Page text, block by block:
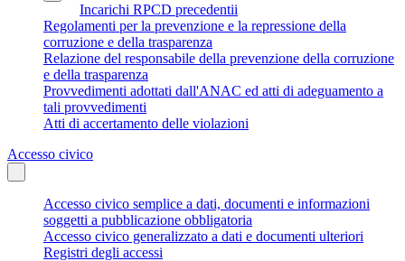
Incarichi RPCD precedentii
Regolamenti per la prevenzione e la repressione della
corruzione e della trasparenza
Relazione del responsabile della prevenzione della corruzione
e della trasparenza
Provvedimenti adottati dall'ANAC ed atti di adeguamento a
tali provvedimenti
Atti di accertamento delle violazioni
Accesso civico
Accesso civico semplice a dati, documenti e informazioni
soggetti a pubblicazione obbligatoria
Accesso civico generalizzato a dati e documenti ulteriori
Registri degli accessi